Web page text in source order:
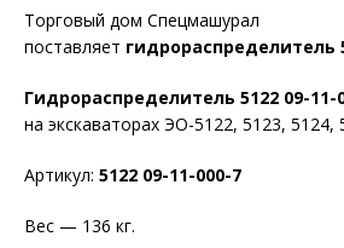
Торговый дом Спецмашурал
поставляет гидрораспределитель
Гидрораспределитель 5122 09-11-
на экскаваторах ЭО-5122, 5123, 5124,
Артикул: 5122 09-11-000-7
Вес — 136 кг.